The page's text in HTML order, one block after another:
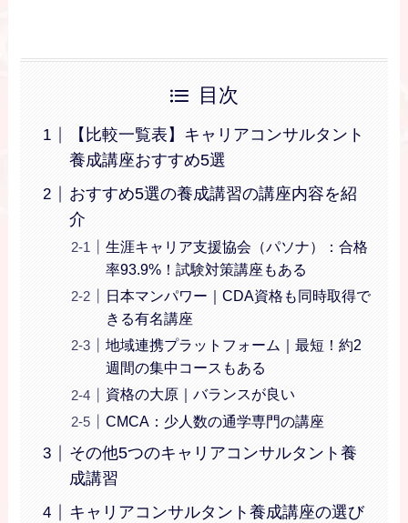
目次
【比較一覧表】キャリアコンサルタント
養成講座おすすめ5選
おすすめ5選の養成講習の講座内容を紹
介
生涯キャリア支援協会（パソナ）：合格
率93.9%！試験対策講座もある
日本マンパワー｜CDA資格も同時取得で
きる有名講座
地域連携プラットフォーム｜最短！約2
週間の集中コースもある
資格の大原｜バランスが良い
CMCA：少人数の通学専門の講座
その他5つのキャリアコンサルタント養
成講習
キャリアコンサルタント養成講座の選び